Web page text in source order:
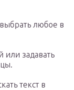
любое в
задавать
текст в